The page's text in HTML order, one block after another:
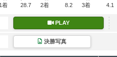
1着 28.7 2着 8.2 3着 4.1
PLAY
決勝写真